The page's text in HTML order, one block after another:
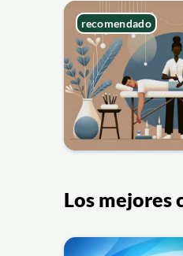
recomendado
Los mejores